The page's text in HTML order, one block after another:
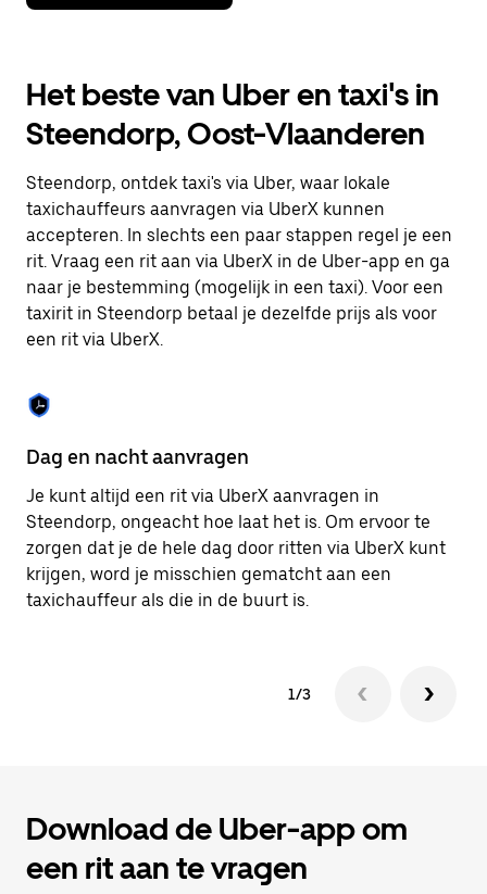
de
de
agenda
te
openen
een
datum
selecteren.
Druk
op
Escape
om
de
sluiten.
Het beste van Uber en taxi's in
Steendorp, Oost-Vlaanderen
Steendorp, ontdek taxi's via Uber, waar lokale
taxichauffeurs aanvragen via UberX kunnen
accepteren. In slechts een paar stappen regel je een
rit. Vraag een rit aan via UberX in de Uber-app en ga
naar je bestemming (mogelijk in een taxi). Voor een
taxirit in Steendorp betaal je dezelfde prijs als voor
een rit via UberX.
Dag en nacht aanvragen
Je kunt altijd een rit via UberX aanvragen in
Steendorp, ongeacht hoe laat het is. Om ervoor te
zorgen dat je de hele dag door ritten via UberX kunt
krijgen, word je misschien gematcht aan een
taxichauffeur als die in de buurt is.
1/3
Download de Uber-app om
een rit aan te vragen